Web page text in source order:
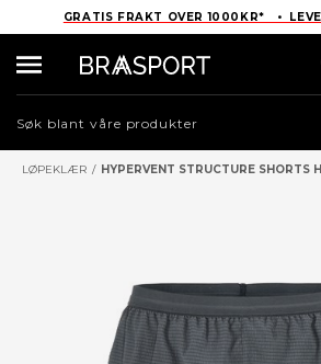
GRATIS FRAKT OVER 1000KR* •
LØPEKLÆR / HYPERVENT STRUCTURE SHORTS